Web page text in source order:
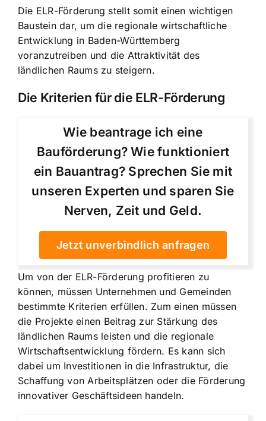
Die ELR-Förderung stellt somit einen wichtigen
Baustein dar, um die regionale wirtschaftliche
Entwicklung in Baden-Württemberg
voranzutreiben und die Attraktivität des
ländlichen Raums zu steigern.
Die Kriterien für die ELR-Förderung
Wie beantrage ich eine
Bauförderung? Wie funktioniert
ein Bauantrag? Sprechen Sie mit
unseren Experten und sparen Sie
Nerven, Zeit und Geld.
Jetzt unverbindlich anfragen
Um von der ELR-Förderung profitieren zu
können, müssen Unternehmen und Gemeinden
bestimmte Kriterien erfüllen. Zum einen müssen
die Projekte einen Beitrag zur Stärkung des
ländlichen Raums leisten und die regionale
Wirtschaftsentwicklung fördern. Es kann sich
dabei um Investitionen in die Infrastruktur, die
Schaffung von Arbeitsplätzen oder die Förderung
innovativer Geschäftsideen handeln.